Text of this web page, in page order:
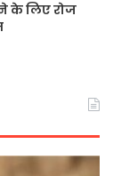
के लिए रोज